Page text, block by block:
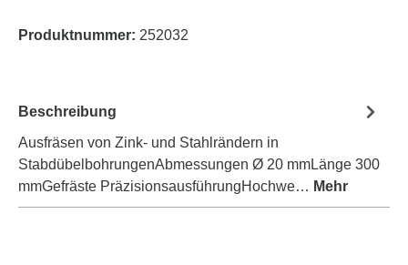
Produktnummer: 252032
Beschreibung
Ausfräsen von Zink- und Stahlrändern in
StabdübelbohrungenAbmessungen Ø 20 mmLänge 300
mmGefräste PräzisionsausführungHochwe… Mehr